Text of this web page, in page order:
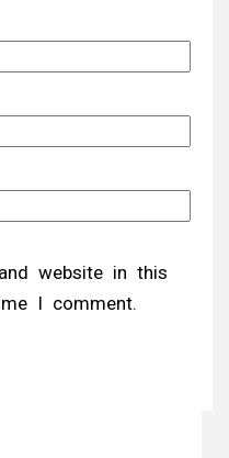
website in this
I comment.